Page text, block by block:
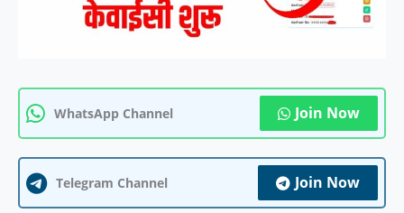
WhatsApp Channel Join Now
Telegram Channel Join Now